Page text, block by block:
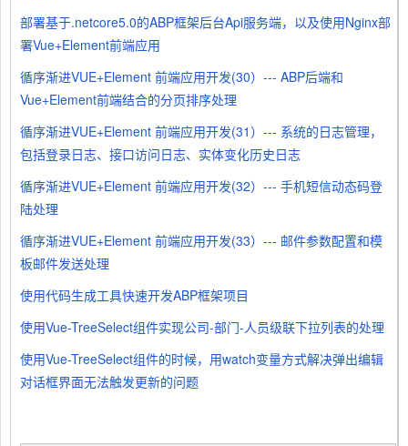
部署基于.netcore5.0的ABP框架后台Api服务端，以及使用Nginx部
署Vue+Element前端应用
循序渐进VUE+Element 前端应用开发(30）--- ABP后端和
Vue+Element前端结合的分页排序处理
循序渐进VUE+Element 前端应用开发(31）--- 系统的日志管理，
包括登录日志、接口访问日志、实体变化历史日志
循序渐进VUE+Element 前端应用开发(32）--- 手机短信动态码登
陆处理
循序渐进VUE+Element 前端应用开发(33）--- 邮件参数配置和模
板邮件发送处理
使用代码生成工具快速开发ABP框架项目
使用Vue-TreeSelect组件实现公司-部门-人员级联下拉列表的处理
使用Vue-TreeSelect组件的时候，用watch变量方式解决弹出编辑
对话框界面无法触发更新的问题